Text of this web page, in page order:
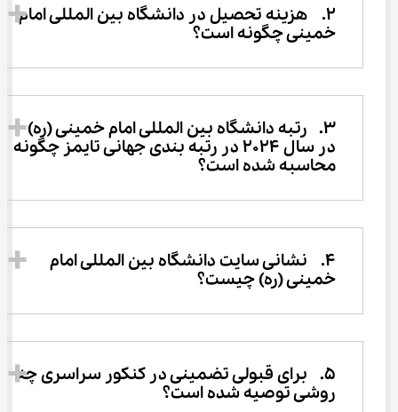
2.	هزینه تحصیل در دانشگاه بین المللی امام
خمینی چگونه است؟
3.	رتبه دانشگاه بین المللی امام خمینی (ره)
در سال 2024 در رتبه بندی جهانی تایمز چگونه
محاسبه شده است؟
4.	نشانی سایت دانشگاه بین المللی امام
خمینی (ره) چیست؟
5.	برای قبولی تضمینی در کنکور سراسری چه
روشی توصیه شده است؟